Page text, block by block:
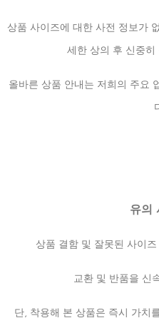
상품 사이즈에 대한 사전 정보가
세한 상의 후 신중히
올바른 상품 안내는 저희의 주요
유의
상품 결함 및 잘못된 사이
교환 및 반품을 신
단, 착용해 본 상품은 즉시 가치